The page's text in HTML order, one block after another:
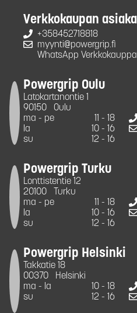
Verkkokaupan
+358452718818
myynti@powergrip.fi
WhatsApp Verkkokauppa
Powergrip Oulu
Latokartanontie 1
90150
Oulu
ma - pe
11 - 18
la
10 - 16
su
12 - 16
Powergrip Turku
Lonttistentie 12
20100
Turku
ma - pe
11 - 18
la
10 - 16
su
12 - 16
Powergrip Helsinki
Takkatie 18
00370
Helsinki
ma - la
10 - 18
su
12 - 16